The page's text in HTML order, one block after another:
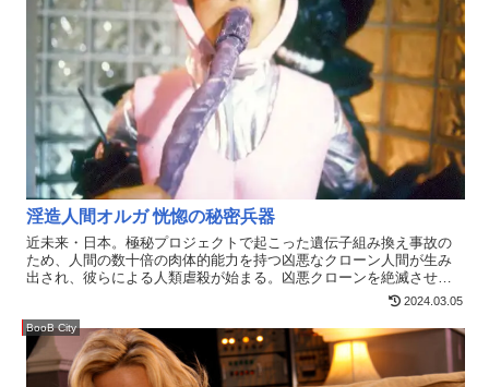
淫造人間オルガ 恍惚の秘密兵器
近未来・日本。極秘プロジェクトで起こった遺伝子組み換え事故の
ため、人間の数十倍の肉体的能力を持つ凶悪なクローン人間が生み
出され、彼らによる人類虐殺が始まる。凶悪クローンを絶滅させる
べく政府は、一人の戦闘型クローンを誕生させた。その名は、オル
ガ―――凶悪クローン・ゲバラの魔の手に落ちた友を救うため、ゲ
バラのアジトに乗り込んだオルガ（水谷さとみ）を待ち受けていた
のは、凶悪クローンたちの淫猥な凌●の罠であった…。
2024.03.05
BooB City